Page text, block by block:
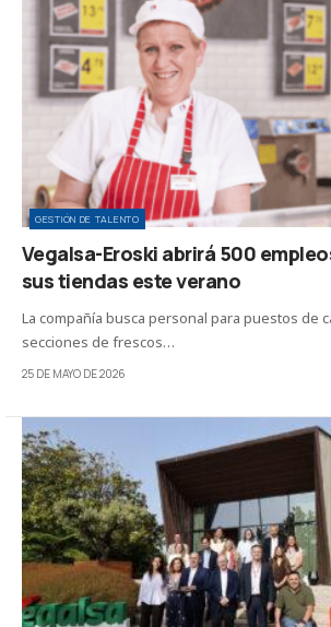
GESTIÓN DE TALENTO
Vegalsa-Eroski abrirá 500
sus tiendas este verano
La compañía busca personal para puestos de
secciones de frescos…
25 DE MAYO DE 2026